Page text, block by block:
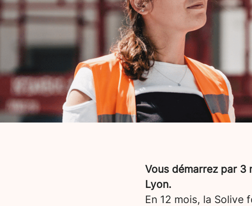
Vous démarrez par 3
Lyon.
En 12 mois, la